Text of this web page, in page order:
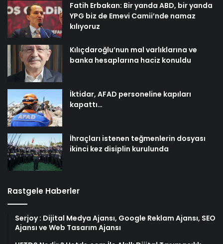
Fatih Erbakan: Bir yanda ABD, bir yanda
YPG biz de Emevi Camii’nde namaz
kılıyoruz
Kılıçdaroğlu’nun mal varlıklarına ve
banka hesaplarına haciz konuldu
İktidar, AFAD personeline kapıları
kapattı…
İhraçları istenen teğmenlerin dosyası
ikinci kez disiplin kurulunda
Rastgele Haberler
Serjoy : Dijital Medya Ajansı, Google Reklam Ajansı, SEO
Ajansı ve Web Tasarım Ajansı